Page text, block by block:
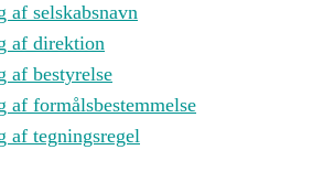
selskabsnavn
af direktion
af bestyrelse
formålsbestemmelse
af tegningsregel